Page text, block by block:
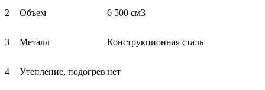
2 Объем 6 500 см3
3 Металл Конструкционная сталь
4 Утепление, подогрев нет